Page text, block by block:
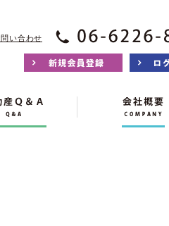
問い合わせ